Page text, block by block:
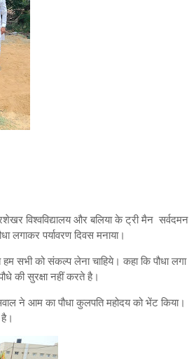
विश्वविद्यालय और बलिया के ट्री मैन सर्वदमन
लगाकर पर्यावरण दिवस मनाया।
सभी को संकल्प लेना चाहिये। कहा कि पौधा लगा
की सुरक्षा नहीं करते है।
ने आम का पौधा कुलपति महोदय को भेंट किया।